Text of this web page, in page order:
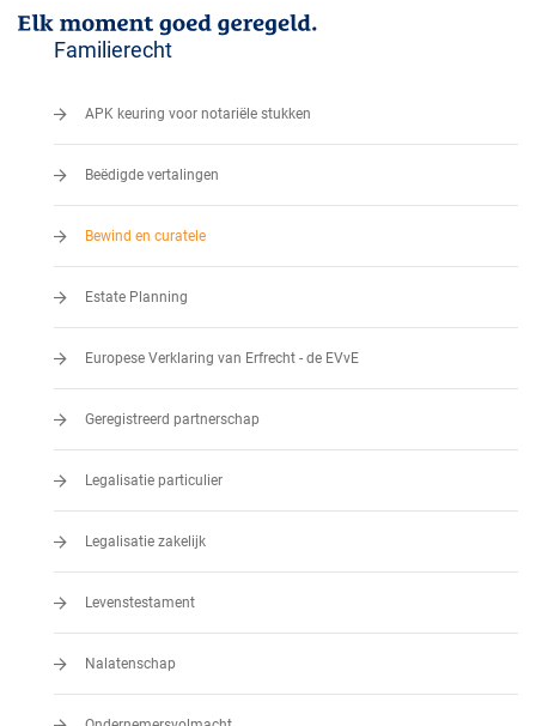
Familierecht
APK keuring voor notariële stukken
Beëdigde vertalingen
Bewind en curatele
Estate Planning
Europese Verklaring van Erfrecht - de EVvE
Geregistreerd partnerschap
Legalisatie particulier
Legalisatie zakelijk
Levenstestament
Nalatenschap